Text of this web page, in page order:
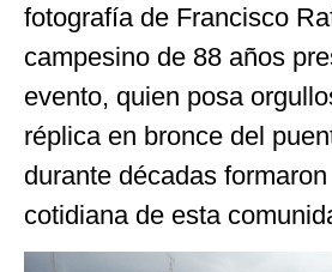
fotografía de Francisco
campesino de 88 años
evento, quien posa
réplica en bronce del
durante décadas
cotidiana de esta